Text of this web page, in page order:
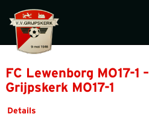
FC Lewenborg MO17-1 –
Grijpskerk MO17-1
Details